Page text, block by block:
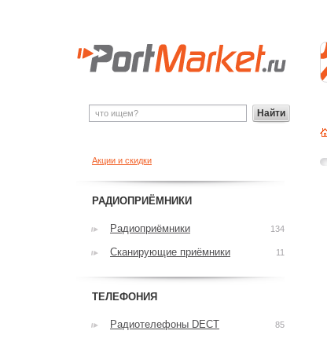
Акции и скидки
РАДИОПРИЁМНИКИ
Радиоприёмники 134
Сканирующие приёмники 11
ТЕЛЕФОНИЯ
Радиотелефоны DECT 85
Найти